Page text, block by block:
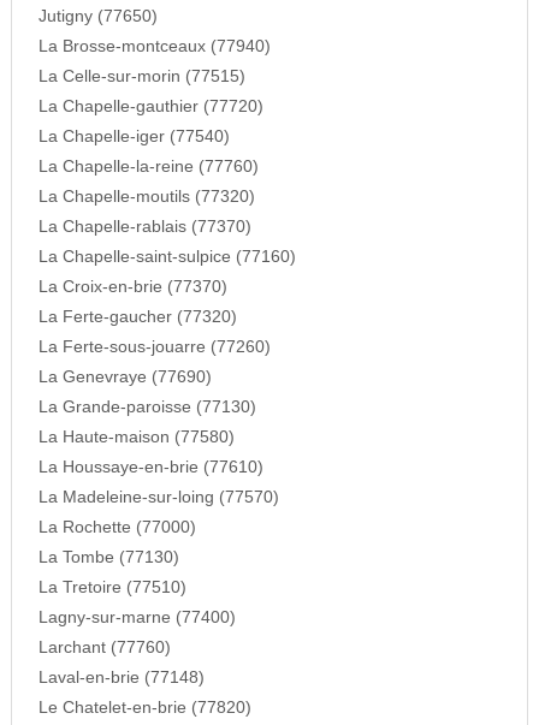
Jutigny (77650)
La Brosse-montceaux (77940)
La Celle-sur-morin (77515)
La Chapelle-gauthier (77720)
La Chapelle-iger (77540)
La Chapelle-la-reine (77760)
La Chapelle-moutils (77320)
La Chapelle-rablais (77370)
La Chapelle-saint-sulpice (77160)
La Croix-en-brie (77370)
La Ferte-gaucher (77320)
La Ferte-sous-jouarre (77260)
La Genevraye (77690)
La Grande-paroisse (77130)
La Haute-maison (77580)
La Houssaye-en-brie (77610)
La Madeleine-sur-loing (77570)
La Rochette (77000)
La Tombe (77130)
La Tretoire (77510)
Lagny-sur-marne (77400)
Larchant (77760)
Laval-en-brie (77148)
Le Chatelet-en-brie (77820)